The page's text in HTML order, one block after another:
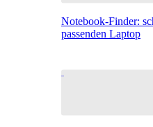
Notebook-Finder:
passenden Laptop